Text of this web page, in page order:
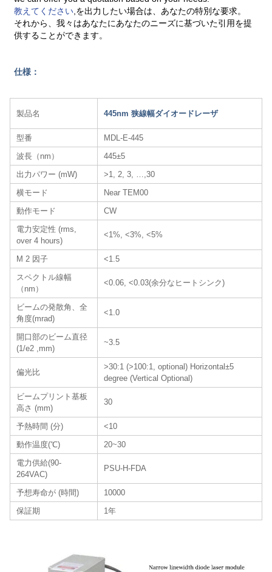
教えてください ,を出力したい場合は、あなたの特別な要求。
それから、我々はあなたにあなたのニーズに基づいた引用を提
供することができます。
仕様：
製品名 445nm 狭線幅ダイオードレーザ
型番
MDL-E-445
波長（nm）
445±5
出力パワー (mW)
>1, 2, 3, …,30
横モード
Near TEM00
動作モード
CW
電力安定性 (rms,
over 4 hours)
<1%, <3%, <5%
M 2 因子
<1.5
スペクトル線幅
（nm）
<0.06, <0.03(余分なヒートシンク)
ビームの発散角、全
角度(mrad)
<1.0
開口部のビーム直径
(1/e2 ,mm)
~3.5
偏光比
>30:1 (>100:1, optional) Horizontal±5
degree (Vertical Optional)
ビームプリント基板
高さ (mm)
30
予熱時間 (分)
<10
動作温度(℃)
20~30
電力供給(90-
264VAC)
PSU-H-FDA
予想寿命が (時間)
10000
保証期
1年